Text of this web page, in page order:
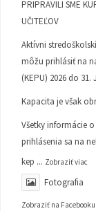
PRIPRAVILI SME
UČITEĽOV
Aktívni
môžu prihlásiť na
(KEPU) 2026 do 31.
Kapacita je však
Všetky informácie
prihlásenia sa na
kep ... Zobraziť viac
Fotografia
Zobraziť na Facebooku